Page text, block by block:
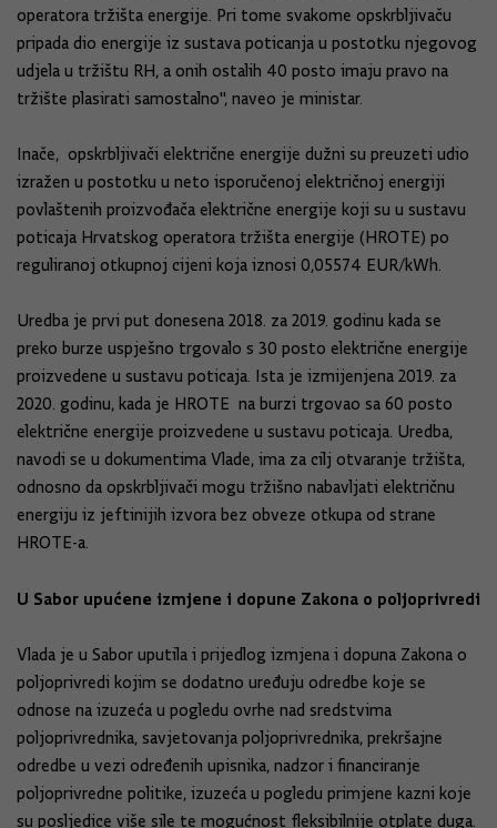
operatora tržišta energije. Pri tome svakome opskrbljivaču
pripada dio energije iz sustava poticanja u postotku njegovog
udjela u tržištu RH, a onih ostalih 40 posto imaju pravo na
tržište plasirati samostalno", naveo je ministar.
Inače, opskrbljivači električne energije dužni su preuzeti udio
izražen u postotku u neto isporučenoj električnoj energiji
povlaštenih proizvođača električne energije koji su u sustavu
poticaja Hrvatskog operatora tržišta energije (HROTE) po
reguliranoj otkupnoj cijeni koja iznosi 0,05574 EUR/kWh.
Uredba je prvi put donesena 2018. za 2019. godinu kada se
preko burze uspješno trgovalo s 30 posto električne energije
proizvedene u sustavu poticaja. Ista je izmijenjena 2019. za
2020. godinu, kada je HROTE na burzi trgovao sa 60 posto
električne energije proizvedene u sustavu poticaja. Uredba,
navodi se u dokumentima Vlade, ima za cilj otvaranje tržišta,
odnosno da opskrbljivači mogu tržišno nabavljati električnu
energiju iz jeftinijih izvora bez obveze otkupa od strane
HROTE-a.
U Sabor upućene izmjene i dopune Zakona o poljoprivredi
Vlada je u Sabor uputila i prijedlog izmjena i dopuna Zakona o
poljoprivredi kojim se dodatno uređuju odredbe koje se
odnose na izuzeća u pogledu ovrhe nad sredstvima
poljoprivrednika, savjetovanja poljoprivrednika, prekršajne
odredbe u vezi određenih upisnika, nadzor i financiranje
poljoprivredne politike, izuzeća u pogledu primjene kazni koje
su posljedice više sile te mogućnost fleksibilnije otplate duga.